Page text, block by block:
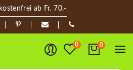
ab Fr. 70.-
0 0